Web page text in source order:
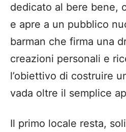
dedicato al bere bene,
e apre a un pubblico
barman che firma una
creazioni personali e
l’obiettivo di costruire
vada oltre il semplice
Il primo locale resta,